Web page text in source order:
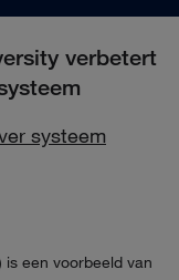
verbetert
systeem
is een voorbeeld van